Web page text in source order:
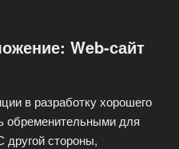
Web-сайт
в разработку хорошего
обременительными для
стороны,